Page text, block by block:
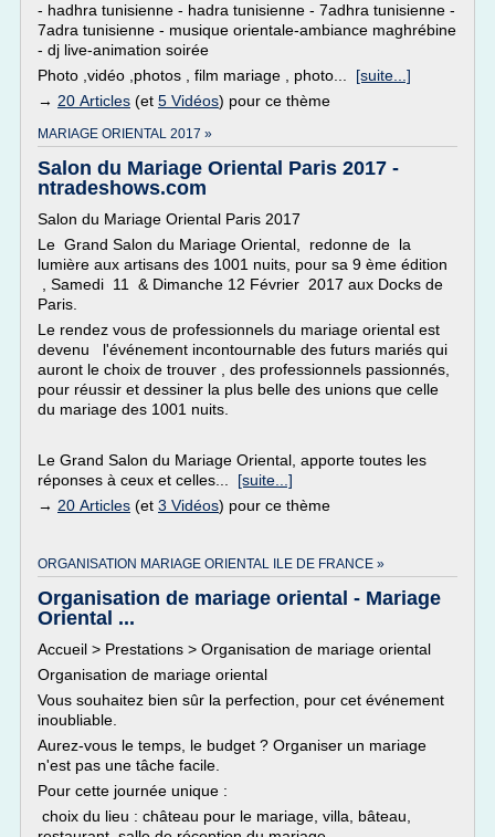
- hadhra tunisienne - hadra tunisienne - 7adhra tunisienne -
7adra tunisienne - musique orientale-ambiance maghrébine
- dj live-animation soirée
Photo ,vidéo ,photos , film mariage , photo... [suite...]
→ 20 Articles (et 5 Vidéos) pour ce thème
MARIAGE ORIENTAL 2017 »
Salon du Mariage Oriental Paris 2017 -
ntradeshows.com
Salon du Mariage Oriental Paris 2017
Le Grand Salon du Mariage Oriental, redonne de la
lumière aux artisans des 1001 nuits, pour sa 9 ème édition
, Samedi 11 & Dimanche 12 Février 2017 aux Docks de
Paris.
Le rendez vous de professionnels du mariage oriental est
devenu l'événement incontournable des futurs mariés qui
auront le choix de trouver , des professionnels passionnés,
pour réussir et dessiner la plus belle des unions que celle
du mariage des 1001 nuits.
Le Grand Salon du Mariage Oriental, apporte toutes les
réponses à ceux et celles... [suite...]
→ 20 Articles (et 3 Vidéos) pour ce thème
ORGANISATION MARIAGE ORIENTAL ILE DE FRANCE »
Organisation de mariage oriental - Mariage
Oriental ...
Accueil > Prestations > Organisation de mariage oriental
Organisation de mariage oriental
Vous souhaitez bien sûr la perfection, pour cet événement
inoubliable.
Aurez-vous le temps, le budget ? Organiser un mariage
n'est pas une tâche facile.
Pour cette journée unique :
choix du lieu : château pour le mariage, villa, bâteau,